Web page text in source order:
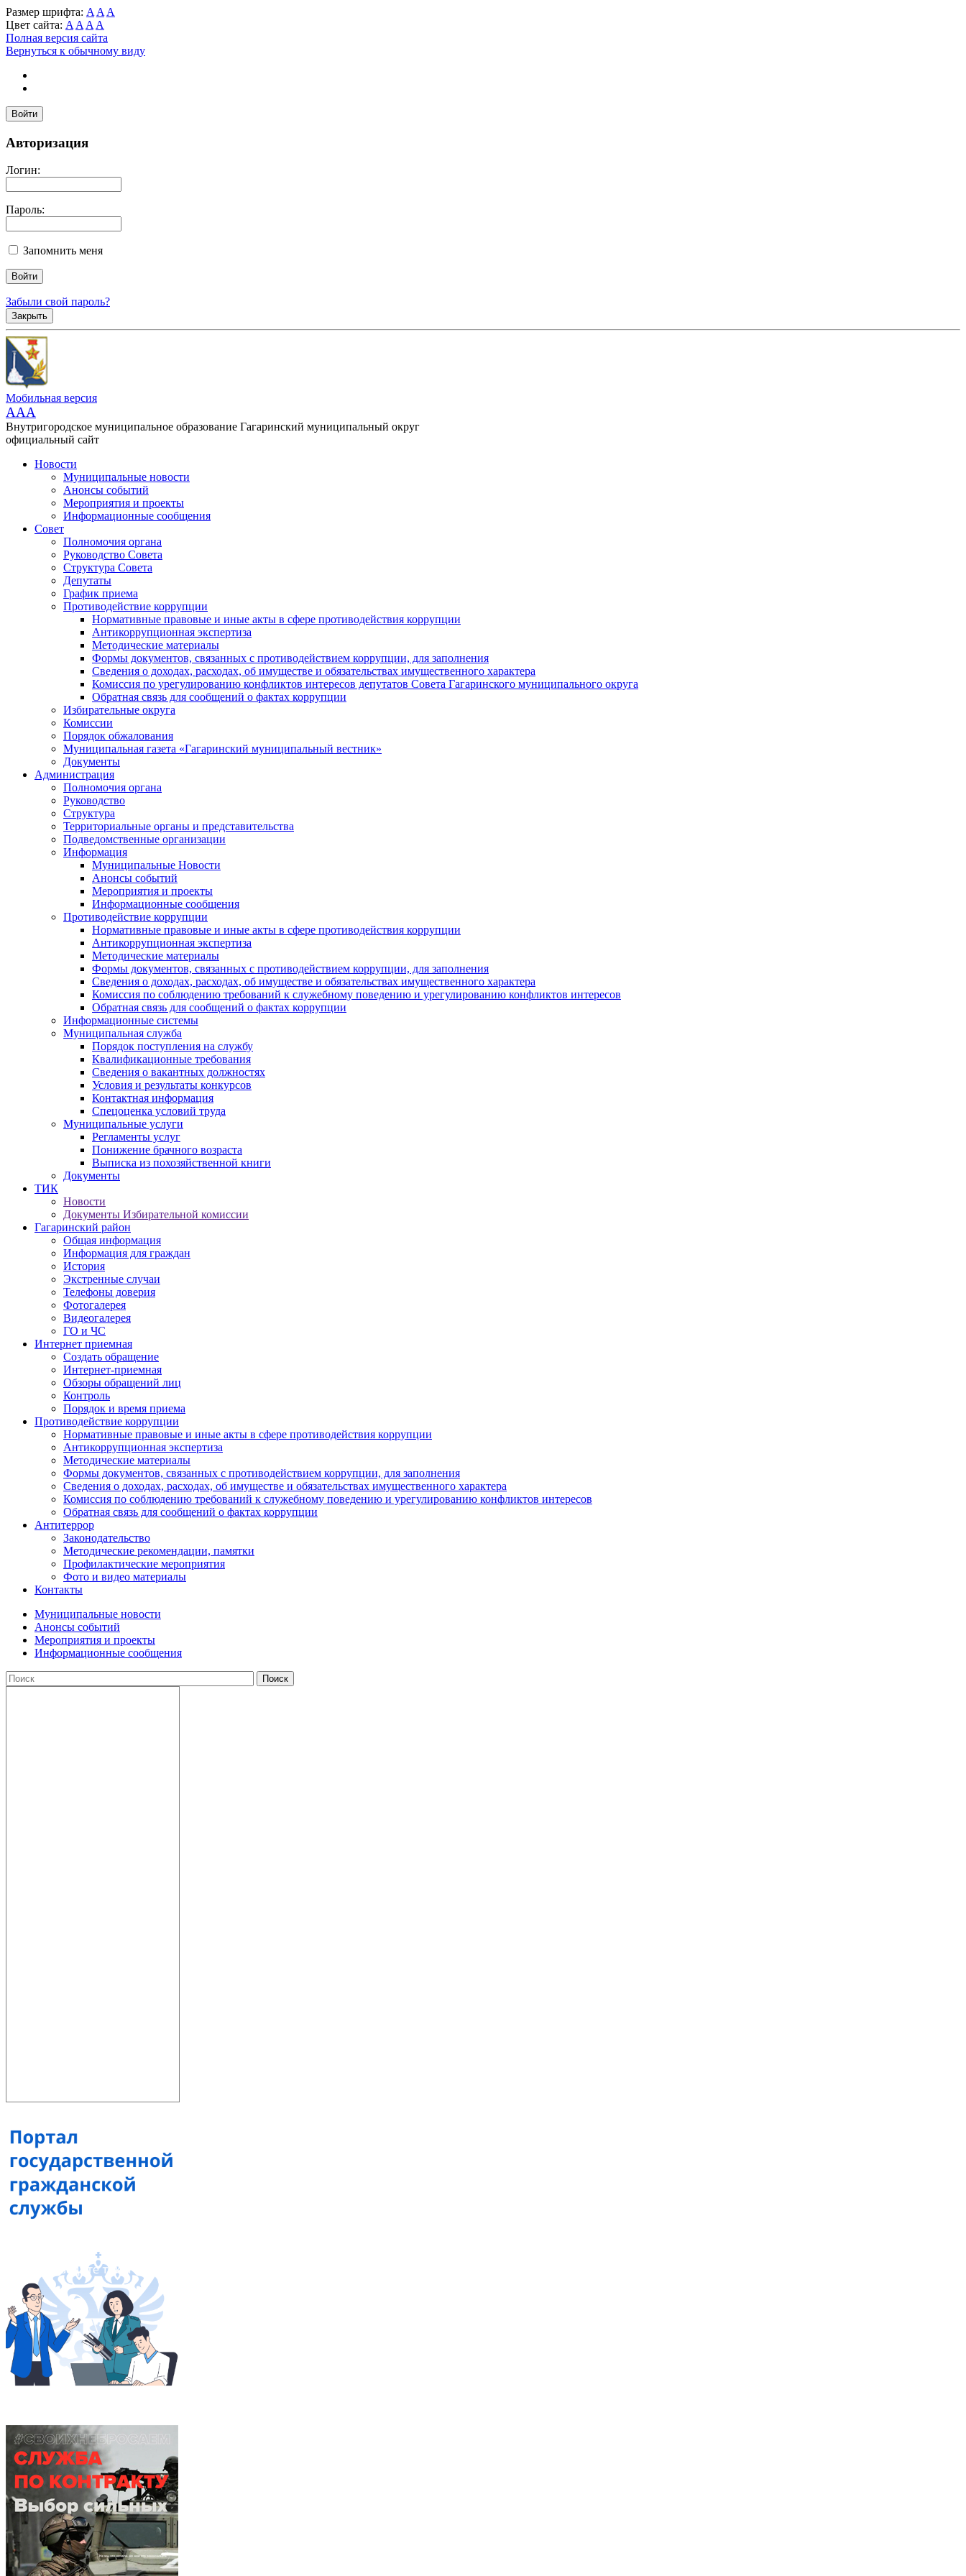
Размер шрифта: A A A
Цвет сайта: A A A A
Полная версия сайта
Вернуться к обычному виду
Войти
Авторизация
Логин:
Пароль:
Запомнить меня
Забыли свой пароль?
Закрыть
Мобильная версия
AAA
Внутригородское муниципальное образование Гагаринский муниципальный округ
официальный сайт
Новости
Муниципальные новости
Анонсы событий
Мероприятия и проекты
Информационные сообщения
Совет
Полномочия органа
Руководство Совета
Структура Совета
Депутаты
График приема
Противодействие коррупции
Нормативные правовые и иные акты в сфере противодействия коррупции
Антикоррупционная экспертиза
Методические материалы
Формы документов, связанных с противодействием коррупции, для заполнения
Сведения о доходах, расходах, об имуществе и обязательствах имущественного характера
Комиссия по урегулированию конфликтов интересов депутатов Совета Гагаринского муниципального округа
Обратная связь для сообщений о фактах коррупции
Избирательные округа
Комиссии
Порядок обжалования
Муниципальная газета «Гагаринский муниципальный вестник»
Документы
Администрация
Полномочия органа
Руководство
Структура
Территориальные органы и представительства
Подведомственные организации
Информация
Муниципальные Новости
Анонсы событий
Мероприятия и проекты
Информационные сообщения
Противодействие коррупции
Нормативные правовые и иные акты в сфере противодействия коррупции
Антикоррупционная экспертиза
Методические материалы
Формы документов, связанных с противодействием коррупции, для заполнения
Сведения о доходах, расходах, об имуществе и обязательствах имущественного характера
Комиссия по соблюдению требований к служебному поведению и урегулированию конфликтов интересов
Обратная связь для сообщений о фактах коррупции
Информационные системы
Муниципальная служба
Порядок поступления на службу
Квалификационные требования
Сведения о вакантных должностях
Условия и результаты конкурсов
Контактная информация
Спецоценка условий труда
Муниципальные услуги
Регламенты услуг
Понижение брачного возраста
Выписка из похозяйственной книги
Документы
ТИК
Новости
Документы Избирательной комиссии
Гагаринский район
Общая информация
Информация для граждан
История
Экстренные случаи
Телефоны доверия
Фотогалерея
Видеогалерея
ГО и ЧС
Интернет приемная
Создать обращение
Интернет-приемная
Обзоры обращений лиц
Контроль
Порядок и время приема
Противодействие коррупции
Нормативные правовые и иные акты в сфере противодействия коррупции
Антикоррупционная экспертиза
Методические материалы
Формы документов, связанных с противодействием коррупции, для заполнения
Сведения о доходах, расходах, об имуществе и обязательствах имущественного характера
Комиссия по соблюдению требований к служебному поведению и урегулированию конфликтов интересов
Обратная связь для сообщений о фактах коррупции
Антитеррор
Законодательство
Методические рекомендации, памятки
Профилактические мероприятия
Фото и видео материалы
Контакты
Муниципальные новости
Анонсы событий
Мероприятия и проекты
Информационные сообщения